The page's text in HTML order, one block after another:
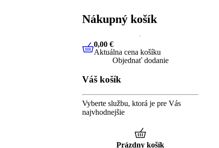
Nákupný košík
0,00 €Aktuálna cena košíku
0,00 €
Aktuálna cena košíku
Objednať dodanie
Váš košík
Vyberte službu, ktorá je pre Vás
najvhodnejšie
Prázdny košík